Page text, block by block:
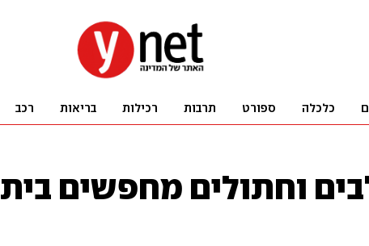
כלכלה ספורט תרבות רכילות בריאות רכב
וחתולים מחפשים בית